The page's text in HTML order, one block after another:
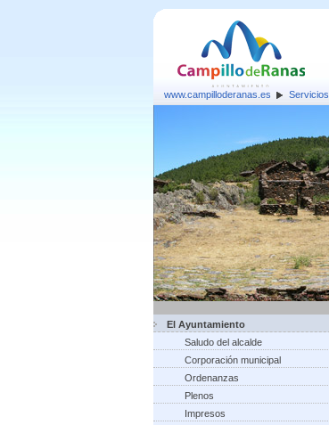
www.campilloderanas.es Servicios
El Ayuntamiento
Saludo del alcalde
Corporación municipal
Ordenanzas
Plenos
Impresos